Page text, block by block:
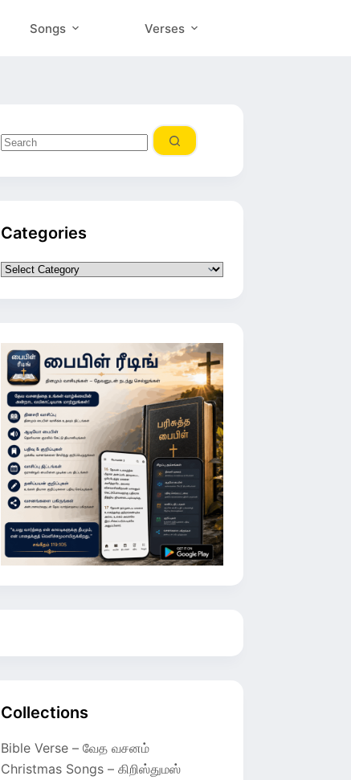
Songs Verses
No
results
Categories
Categories
Collections
Bible Verse – வேத வசனம்
Christmas Songs – கிறிஸ்துமஸ்